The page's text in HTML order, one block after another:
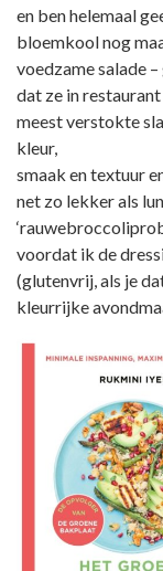
en ben helemaal
bloemkool nog
voedzame salade
dat ze in
meest verstokte
kleur,
smaak en textuur
net zo lekker als
voordat ik de
(glutenvrij, als je
kleurrijke